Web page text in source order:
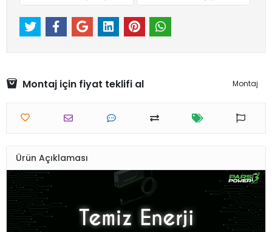
Montaj için fiyat teklifi al Montaj
Ürün Açıklaması